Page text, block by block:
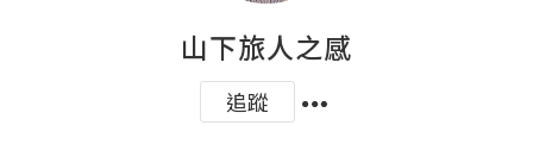
山下旅人之感
追蹤